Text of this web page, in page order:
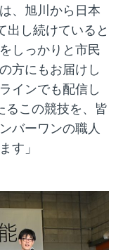
、旭川から日本
出し続けていると
しっかりと市民
方にもお届けし
インでも配信し
るこの競技を、皆
バーワンの職人
す」